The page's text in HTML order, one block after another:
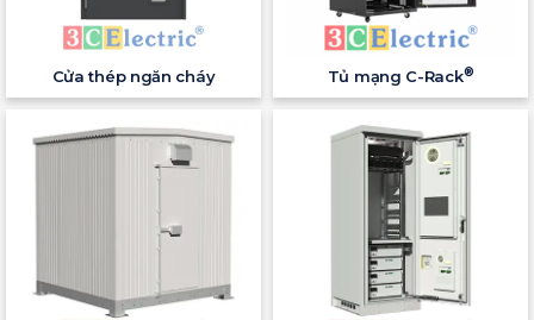
Cửa thép ngăn cháy Tủ mạng C-Rack®